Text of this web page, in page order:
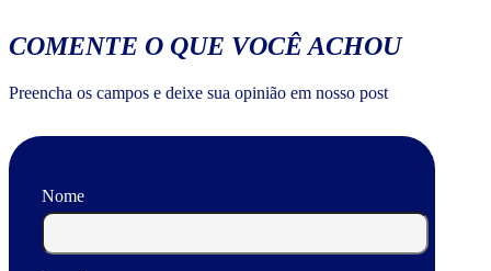
COMENTE O QUE VOCÊ ACHOU
Preencha os campos e deixe sua opinião em nosso post
Nome